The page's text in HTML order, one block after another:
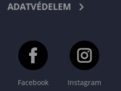
ADATVÉDELEM
Facebook Instagram